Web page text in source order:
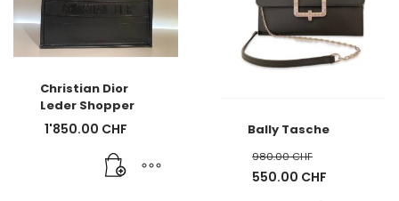
Christian Dior
Leder Shopper
1'850.00 CHF Bally Tasche
980.00CHF
Ursprünglicher
550.00 CHF